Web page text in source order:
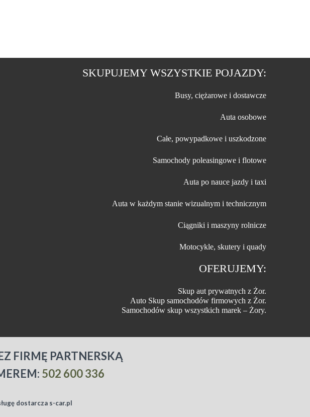
SKUPUJEMY WSZYSTKIE POJAZDY:
Busy, ciężarowe i dostawcze
Auta osobowe
Całe, powypadkowe i uszkodzone
Samochody poleasingowe i flotowe
Auta po nauce jazdy i taxi
Auta w każdym stanie wizualnym i technicznym
Ciągniki i maszyny rolnicze
Motocykle, skutery i quady
OFERUJEMY:
Skup aut prywatnych z Żor.
Auto Skup samochodów firmowych z Żor.
Samochodów skup wszystkich marek – Żory.
FIRMĘ PARTNERSKĄ
502 600 336
dostarcza s-car.pl